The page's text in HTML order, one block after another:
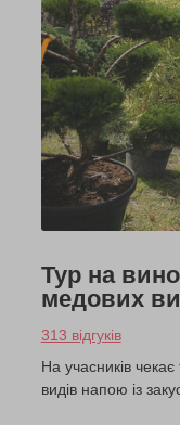
Тур на
медових
313 відгуків
На учасників
видів напою із